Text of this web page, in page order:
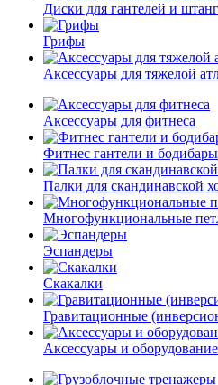
Диски для гантелей и штанг
Грифы
Аксессуары для тяжелой
Аксессуары для фитнеса
Фитнес гантели и бодибары
Палки для скандинавской
Многофункциональные
Эспандеры
Скакалки
Гравитационные
Аксессуары и